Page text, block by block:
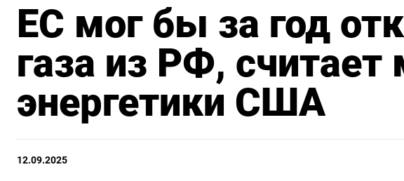
ЕС мог бы за год
газа из РФ, считает
энергетики США
12.09.2025